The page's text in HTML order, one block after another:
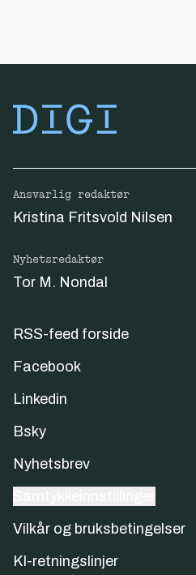
Ansvarlig redaktør
Kristina Fritsvold Nilsen
Nyhetsredaktør
Tor M. Nondal
RSS-feed forside
Facebook
Linkedin
Bsky
Nyhetsbrev
Vilkår og bruksbetingelser
KI-retningslinjer